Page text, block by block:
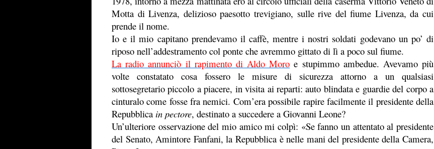
Motta di Livenza, delizioso paesotto trevigiano, sulle rive del fiume Livenza, da cui
prende il nome.
Io e il mio capitano prendevamo il caffè, mentre i nostri soldati godevano un po’ di
riposo nell’addestramento col ponte che avremmo gittato di lì a poco sul fiume.
La radio annunciò il rapimento di Aldo Moro e stupimmo ambedue. Avevamo più
volte constatato cosa fossero le misure di sicurezza attorno a un qualsiasi
sottosegretario piccolo a piacere, in visita ai reparti: auto blindata e guardie del corpo a
cinturalo come fosse fra nemici. Com’era possibile rapire facilmente il presidente della
Repubblica in pectore, destinato a succedere a Giovanni Leone?
Un’ulteriore osservazione del mio amico mi colpì: «Se fanno un attentato al presidente
del Senato, Amintore Fanfani, la Repubblica è nelle mani del presidente della Camera,